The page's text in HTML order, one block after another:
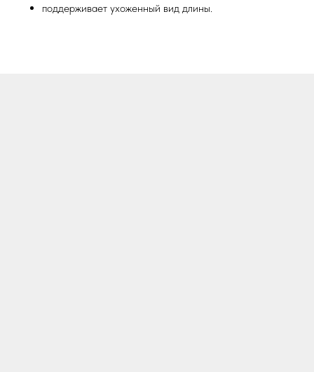
поддерживает ухоженный вид длины.